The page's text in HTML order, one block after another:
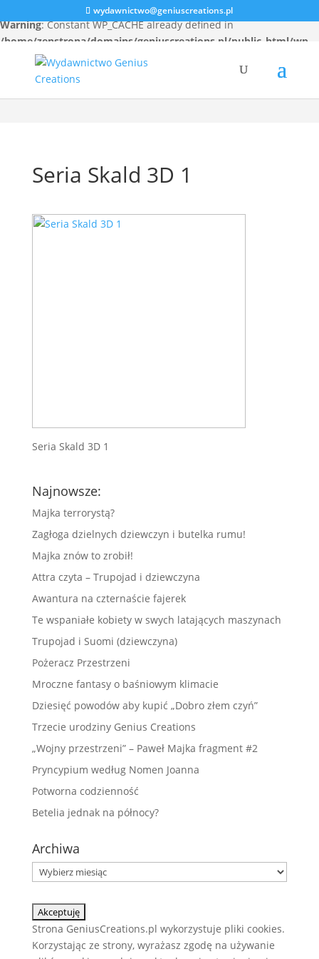
Warning: Constant WP_CACHE already defined in
/home/zenstrona/domains/geniuscreations.pl/public_html/wp-
config.phpon line94
wydawnictwo@geniuscreations.pl
Seria Skald 3D 1
Seria Skald 3D 1
Najnowsze:
Majka terrorystą?
Zagłoga dzielnych dziewczyn i butelka rumu!
Majka znów to zrobił!
Attra czyta – Trupojad i dziewczyna
Awantura na czternaście fajerek
Te wspaniałe kobiety w swych latających maszynach
Trupojad i Suomi (dziewczyna)
Pożeracz Przestrzeni
Mroczne fantasy o baśniowym klimacie
Dziesięć powodów aby kupić „Dobro złem czyń”
Trzecie urodziny Genius Creations
„Wojny przestrzeni” – Paweł Majka fragment #2
Pryncypium według Nomen Joanna
Potworna codzienność
Betelia jednak na północy?
Archiwa
Archiwa
Strona GeniusCreations.pl wykorzystuje pliki cookies.
Korzystając ze strony, wyrażasz zgodę na używanie